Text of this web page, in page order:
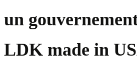
un
LDK made in